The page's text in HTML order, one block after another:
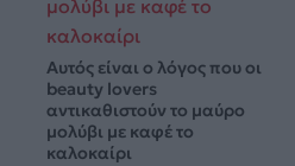
Αυτός είναι ο λόγος που οι
beauty lovers
αντικαθιστούν το μαύρο
μολύβι με καφέ το
καλοκαίρι